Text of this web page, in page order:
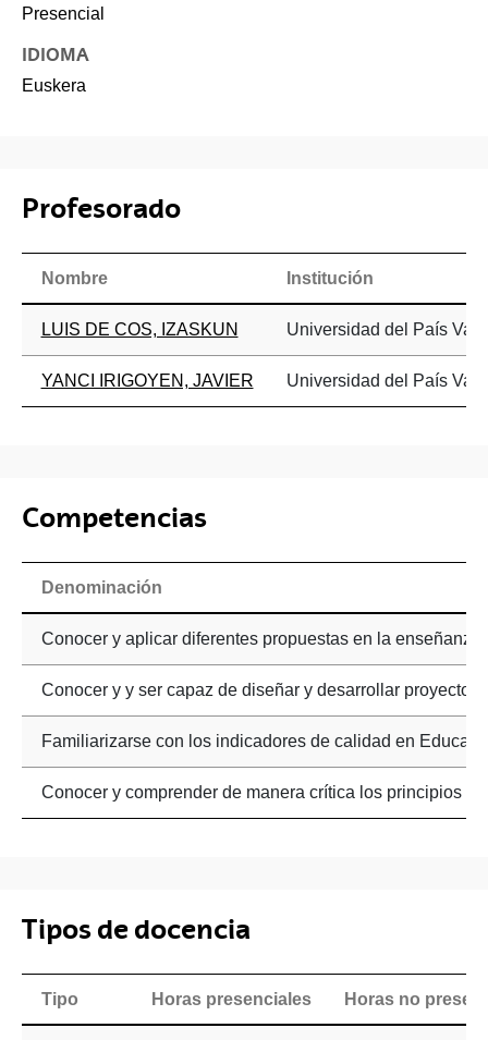
Presencial
IDIOMA
Euskera
Profesorado
Nombre Institución
LUIS DE COS, IZASKUN Universidad del País
YANCI IRIGOYEN, JAVIER Universidad del País
Competencias
Denominación
Conocer y aplicar diferentes propuestas en la
Conocer y y ser capaz de diseñar y desarrollar
Familiarizarse con los indicadores de calidad en
Conocer y comprender de manera crítica los principios
Tipos de docencia
Tipo Horas presenciales Horas no